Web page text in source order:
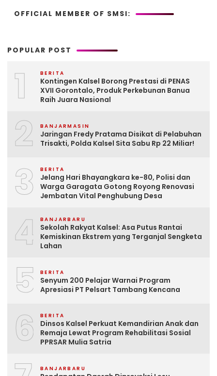
OFFICIAL MEMBER OF SMSI:
POPULAR POST
1 BERITA
Kontingen Kalsel Borong Prestasi di PENAS
XVII Gorontalo, Produk Perkebunan Banua
Raih Juara Nasional
2 BANJARMASIN
Jaringan Fredy Pratama Disikat di Pelabuhan
Trisakti, Polda Kalsel Sita Sabu Rp 22 Miliar!
3 BERITA
Jelang Hari Bhayangkara ke-80, Polisi dan
Warga Garagata Gotong Royong Renovasi
Jembatan Vital Penghubung Desa
4 BANJARBARU
Sekolah Rakyat Kalsel: Asa Putus Rantai
Kemiskinan Ekstrem yang Terganjal Sengketa
Lahan
5 BERITA
Senyum 200 Pelajar Warnai Program
Apresiasi PT Pelsart Tambang Kencana
6 BERITA
Dinsos Kalsel Perkuat Kemandirian Anak dan
Remaja Lewat Program Rehabilitasi Sosial
PPRSAR Mulia Satria
BANJARBARU